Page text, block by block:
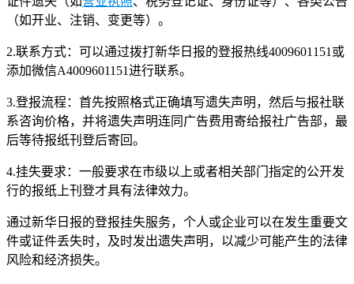
（如开业、注销、变更等）。
2.联系方式：可以通过拨打新华日报的登报热线4009601151或
添加微信A4009601151进行联系。
3.登报流程：首先按照格式正确填写遗失声明，然后与报社联
系咨询价格，并将遗失声明连同广告费用寄给报社广告部，最
后等待报纸刊登后寄回。
4.挂失要求：一般要求在市级以上或者相关部门指定的公开发
行的报纸上刊登才具有法律效力。
通过新华日报的登报挂失服务，个人或企业可以在发生重要文
件或证件丢失时，及时发出遗失声明，以减少可能产生的法律
风险和经济损失。